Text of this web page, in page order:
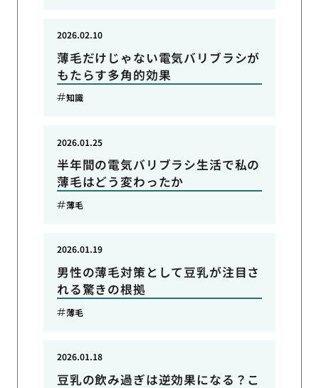
薄毛だけじゃない電気バリブラシが
もたらす多角的効果
2026.02.10
知識
半年間の電気バリブラシ生活で私の
薄毛はどう変わったか
2026.01.25
薄毛
男性の薄毛対策として豆乳が注目さ
れる驚きの根拠
2026.01.19
薄毛
豆乳の飲み過ぎは逆効果になる？こ
2026.01.18